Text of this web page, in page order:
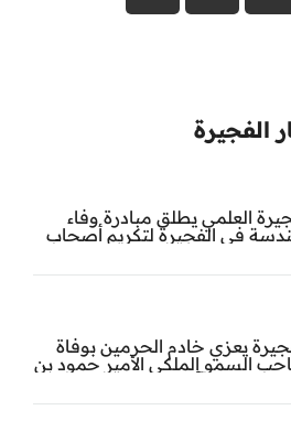
الفجيرة
العلمي يطلق مبادرة وفاء
في الفجيرة لتكريم أصحاب
يعزي خادم الحرمين بوفاة
السمو الملكي الأمير حمود بن